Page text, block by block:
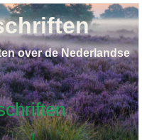
over de Nederlandse